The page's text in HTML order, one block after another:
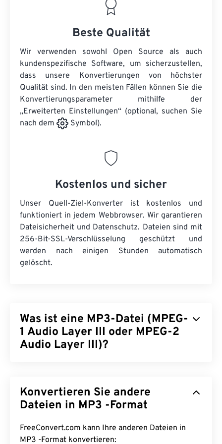
Beste Qualität
Wir verwenden sowohl Open Source als auch
kundenspezifische Software, um sicherzustellen,
dass unsere Konvertierungen von höchster
Qualität sind. In den meisten Fällen können Sie die
Konvertierungsparameter mithilfe der
„Erweiterten Einstellungen“ (optional, suchen Sie
nach dem
Symbol).
Kostenlos und sicher
Unser Quell-Ziel-Konverter ist kostenlos und
funktioniert in jedem Webbrowser. Wir garantieren
Dateisicherheit und Datenschutz. Dateien sind mit
256-Bit-SSL-Verschlüsselung geschützt und
werden nach einigen Stunden automatisch
gelöscht.
Was ist eine MP3-Datei (MPEG-
1 Audio Layer III oder MPEG-2
Audio Layer III)?
das zumKomprimieren einer Tonfolge
in eine sehr
kleine Datei verwendet wird, um die digitale
MP3-Dateien sind die am häufigsten verwendete
Audiodatei für Verbraucher. Aufgrund ihrer
Konvertieren Sie andere
Dateien in MP3 -Format
FreeConvert.com kann Ihre anderen Dateien in
MP3 -Format konvertieren: